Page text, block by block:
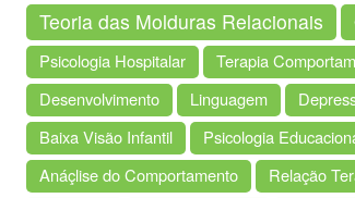
Teoria das Molduras Relacionais
Psicologia Hospitalar Terapia
Desenvolvimento
Linguagem
Baixa Visão Infantil
Psicologia
Anáçlise do Comportamento
Relação